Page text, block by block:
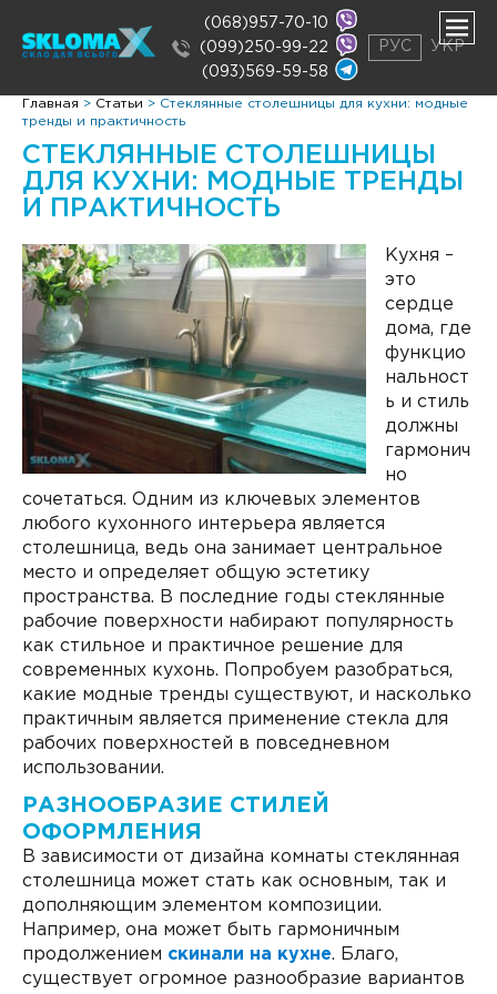
(068)957-70-10
(099)250-99-22
(093)569-59-58
РУС УКР
Главная > Статьи > Стеклянные столешницы для кухни: модные
тренды и практичность
СТЕКЛЯННЫЕ СТОЛЕШНИЦЫ
ДЛЯ КУХНИ: МОДНЫЕ ТРЕНДЫ
И ПРАКТИЧНОСТЬ
Кухня –
это
сердце
дома, где
функцио
нальност
ь и стиль
должны
гармонич
но
сочетаться. Одним из ключевых элементов
любого кухонного интерьера является
столешница, ведь она занимает центральное
место и определяет общую эстетику
пространства. В последние годы стеклянные
рабочие поверхности набирают популярность
как стильное и практичное решение для
современных кухонь. Попробуем разобраться,
какие модные тренды существуют, и насколько
практичным является применение стекла для
рабочих поверхностей в повседневном
использовании.
РАЗНООБРАЗИЕ СТИЛЕЙ
ОФОРМЛЕНИЯ
В зависимости от дизайна комнаты стеклянная
столешница может стать как основным, так и
дополняющим элементом композиции.
Например, она может быть гармоничным
продолжением скинали на кухне. Благо,
существует огромное разнообразие вариантов